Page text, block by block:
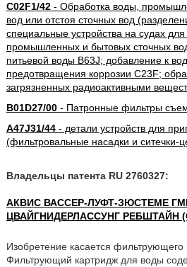
C02F1/42- Обработка воды,
вод или отстоя сточных вод
специальные устройства на судах
промышленных и бытовых сточных
питьевой воды B63J; добавление к
предотвращения коррозии C23F;
загрязненных радиоактивными
B01D27/00- Патронные фильтры
A47J31/44- детали устройств для
(фильтровальные насадки и ситечки-
Владельцы патента RU 2760327:
АКВИС ВАССЕР-ЛУФТ-ЗЮСТЕМЕ
ЦВАЙГНИДЕРЛАССУНГ РЕБШТАЙН
Изобретение касается фильтрующего
Фильтрующий картридж для воды